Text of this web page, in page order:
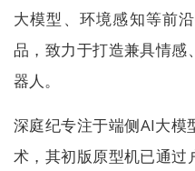
大模型、环境感知等前
品，致力于打造兼具情感
器人。
深庭纪专注于端侧AI大模
术，其初版原型机已通过